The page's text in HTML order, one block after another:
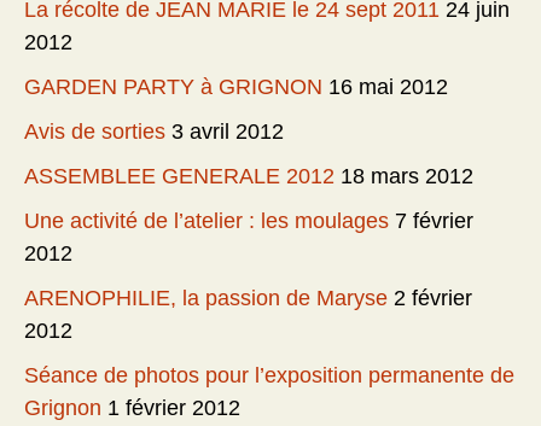
La récolte de JEAN MARIE le 24 sept 2011 24 juin
2012
GARDEN PARTY à GRIGNON 16 mai 2012
Avis de sorties 3 avril 2012
ASSEMBLEE GENERALE 2012 18 mars 2012
Une activité de l’atelier : les moulages 7 février
2012
ARENOPHILIE, la passion de Maryse 2 février
2012
Séance de photos pour l’exposition permanente de
Grignon 1 février 2012